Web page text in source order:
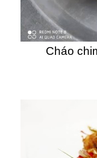
Cháo